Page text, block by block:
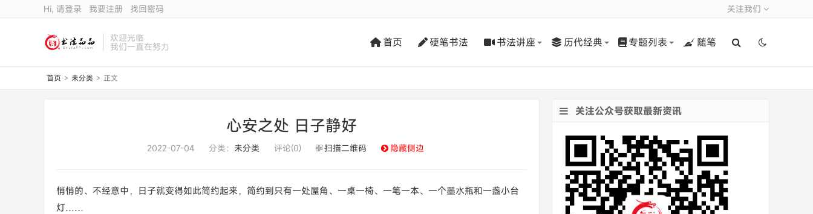
关注我们
Hi, 请登录 我要注册 找回密码
欢迎光临
我们一直在努力 首页 硬笔书法 书法讲座 历代经典 专题列表 随笔
首页 > 未分类 > 正文
心安之处 日子静好
2022-07-04 分类： 未分类 评论(0) 扫描二维码 隐藏侧边
悄悄的、不经意中，日子就变得如此简约起来，简约到只有一处屋角、一桌一椅、一笔一本、一个墨水瓶和一盏小台
灯……
关注公众号获取最新资讯